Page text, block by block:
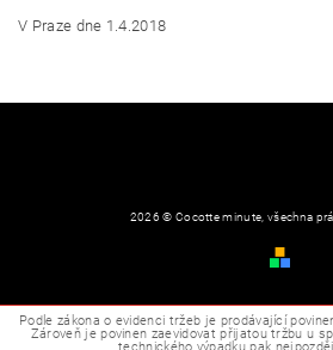
V Praze dne 1.4.2018
2026 © Cocotte minute, všechna
Podle zákona o evidenci tržeb je prodávající
Zároveň je povinen zaevidovat přijatou tržbu u